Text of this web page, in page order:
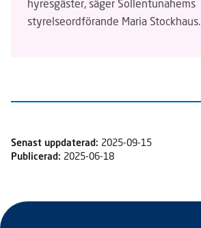
hyresgäster, säger Sollentunahems
styrelseordförande Maria Stockhaus.
Senast uppdaterad: 2025-09-15
Publicerad: 2025-06-18